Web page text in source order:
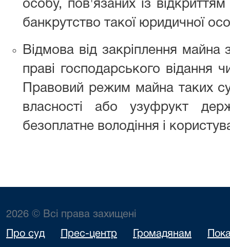
особу, пов'язаних із
банкрутство такої юридичної
Відмова від закріплення
праві господарського відання
Правовий режим майна таких
власності або узуфрукт
безоплатне володіння і
2026 © Всі права захищені
Про суд Прес-центр Громадянам